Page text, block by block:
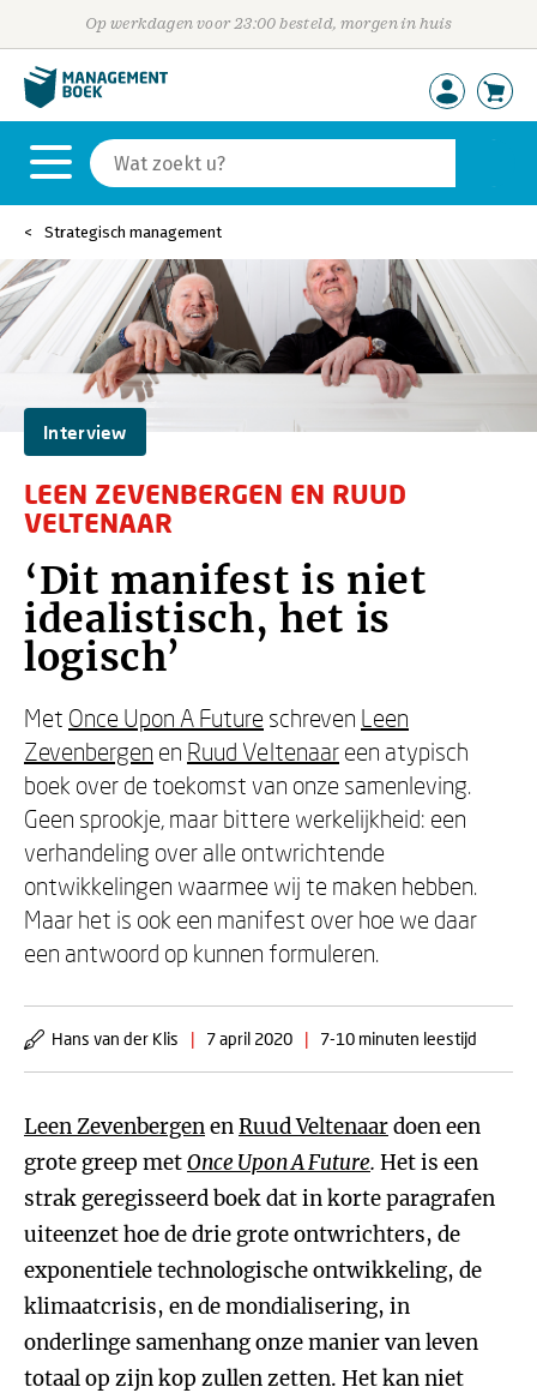
Op werkdagen voor 23:00 besteld, morgen in huis
Strategisch management
Interview
LEEN ZEVENBERGEN EN RUUD
VELTENAAR
‘Dit manifest is niet
idealistisch, het is
logisch’
Met Once Upon A Future schreven Leen
Zevenbergen en Ruud Veltenaar een atypisch
boek over de toekomst van onze samenleving.
Geen sprookje, maar bittere werkelijkheid: een
verhandeling over alle ontwrichtende
ontwikkelingen waarmee wij te maken hebben.
Maar het is ook een manifest over hoe we daar
een antwoord op kunnen formuleren.
Hans van der Klis | 7 april 2020 | 7-10 minuten leestijd
Leen ZevenbergenenRuud Veltenaardoen een
grote greep metOnce Upon A Future. Het is een
strak geregisseerd boek dat in korte paragrafen
uiteenzet hoe de drie grote ontwrichters, de
exponentiele technologische ontwikkeling, de
klimaatcrisis, en de mondialisering, in
onderlinge samenhang onze manier van leven
totaal op zijn kop zullen zetten. Het kan niet